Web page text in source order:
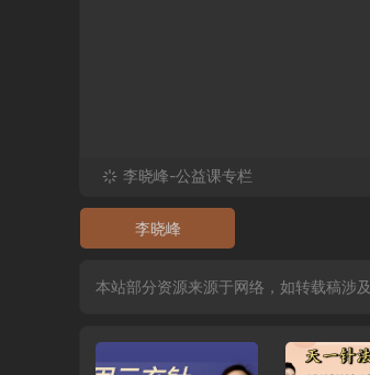
李晓峰-公益课专栏
李晓峰
本站部分资源来源于网络，如转载稿涉